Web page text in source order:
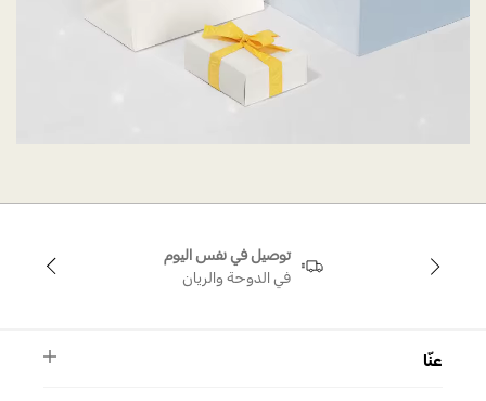
توصيل في نفس اليوم
في الدوحة والريان
عنّا